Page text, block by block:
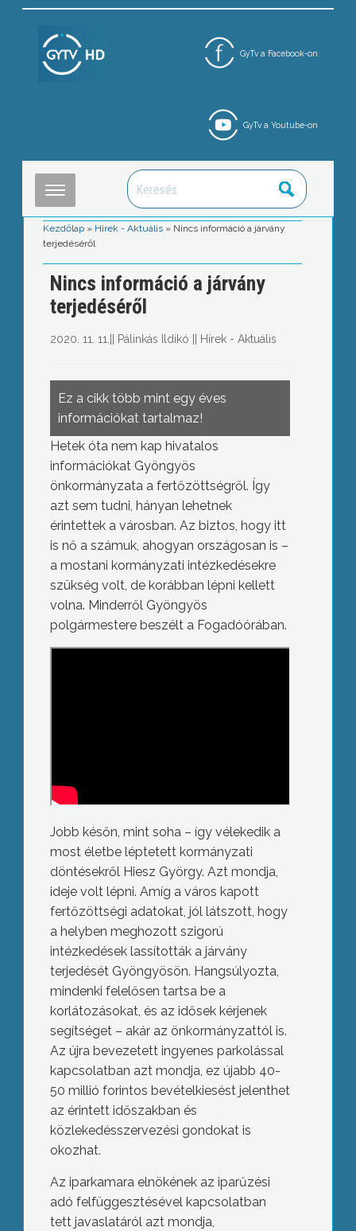
GyTv a Facebook-on
GyTv a Youtube-on
Kezdőlap » Hírek - Aktuális » Nincs információ a járvány
terjedéséről
Nincs információ a járvány
terjedéséről
2020. 11. 11. Pálinkás Ildikó Hírek - Aktuális
Ez a cikk több mint egy éves
információkat tartalmaz!
Hetek óta nem kap hivatalos
információkat Gyöngyös
önkormányzata a fertőzöttségről. Így
azt sem tudni, hányan lehetnek
érintettek a városban. Az biztos, hogy itt
is nő a számuk, ahogyan országosan is –
a mostani kormányzati intézkedésekre
szükség volt, de korábban lépni kellett
volna. Minderről Gyöngyös
polgármestere beszélt a Fogadóórában.
Jobb későn, mint soha – így vélekedik a
most életbe léptetett kormányzati
döntésekről Hiesz György. Azt mondja,
ideje volt lépni. Amíg a város kapott
fertőzöttségi adatokat, jól látszott, hogy
a helyben meghozott szigorú
intézkedések lassították a járvány
terjedését Gyöngyösön. Hangsúlyozta,
mindenki felelősen tartsa be a
korlátozásokat, és az idősek kérjenek
segítséget – akár az önkormányzattól is.
Az újra bevezetett ingyenes parkolással
kapcsolatban azt mondja, ez újabb 40-
50 millió forintos bevételkiesést jelenthet
az érintett időszakban és
közlekedésszervezési gondokat is
okozhat.
Az iparkamara elnökének az iparűzési
adó felfüggesztésével kapcsolatban
tett javaslatáról azt mondja,